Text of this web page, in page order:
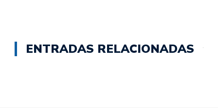
ENTRADAS RELACIONADAS